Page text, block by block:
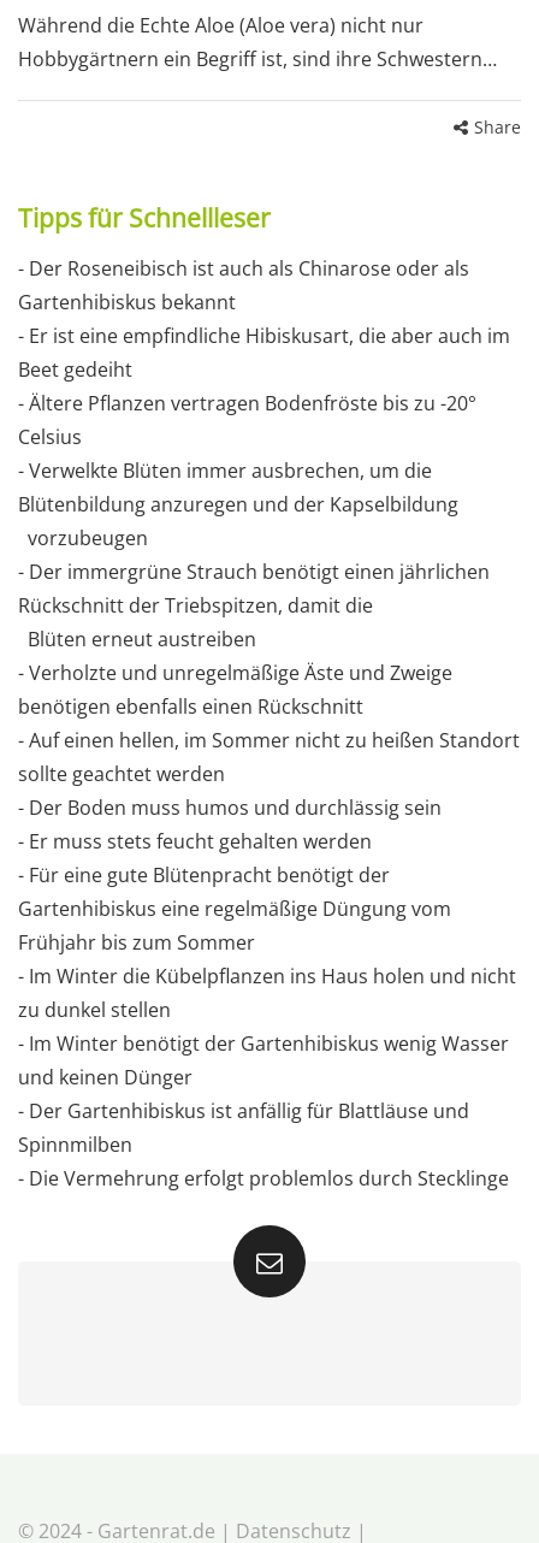
Während die Echte Aloe (Aloe vera) nicht nur
Hobbygärtnern ein Begriff ist, sind ihre Schwestern…
Share
Tipps für Schnellleser
- Der Roseneibisch ist auch als Chinarose oder als
Gartenhibiskus bekannt
- Er ist eine empfindliche Hibiskusart, die aber auch im
Beet gedeiht
- Ältere Pflanzen vertragen Bodenfröste bis zu -20°
Celsius
- Verwelkte Blüten immer ausbrechen, um die
Blütenbildung anzuregen und der Kapselbildung
vorzubeugen
- Der immergrüne Strauch benötigt einen jährlichen
Rückschnitt der Triebspitzen, damit die
Blüten erneut austreiben
- Verholzte und unregelmäßige Äste und Zweige
benötigen ebenfalls einen Rückschnitt
- Auf einen hellen, im Sommer nicht zu heißen Standort
sollte geachtet werden
- Der Boden muss humos und durchlässig sein
- Er muss stets feucht gehalten werden
- Für eine gute Blütenpracht benötigt der
Gartenhibiskus eine regelmäßige Düngung vom
Frühjahr bis zum Sommer
- Im Winter die Kübelpflanzen ins Haus holen und nicht
zu dunkel stellen
- Im Winter benötigt der Gartenhibiskus wenig Wasser
und keinen Dünger
- Der Gartenhibiskus ist anfällig für Blattläuse und
Spinnmilben
- Die Vermehrung erfolgt problemlos durch Stecklinge
© 2024 - Gartenrat.de | Datenschutz |